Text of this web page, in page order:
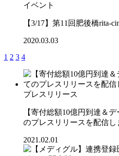
イベント
【3/17】第11回肥後橋rita-
2020.03.03
1 2 3 4
プレスリリース
【寄付総額10億円到達＆
のプレスリリースを配信し
2021.02.01